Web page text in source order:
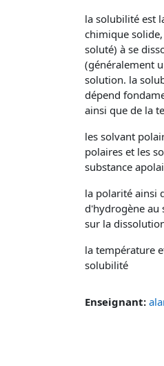
la solubilité est
chimique
soluté) à se
(généralement
solution. la
dépend
ainsi que de la
les solvant
polaires et les
substance
la polarité ainsi
d'hydrogène au
sur la
la température
solubilité
Enseignant: